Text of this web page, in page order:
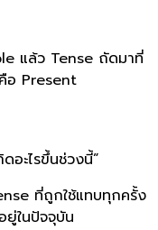
แล้ว Tense ถัดมาที่
อ Present
อะไรขึ้นช่วงนี้”
ที่ถูกใช้แทบทุกครั้ง
ในปัจจุบัน